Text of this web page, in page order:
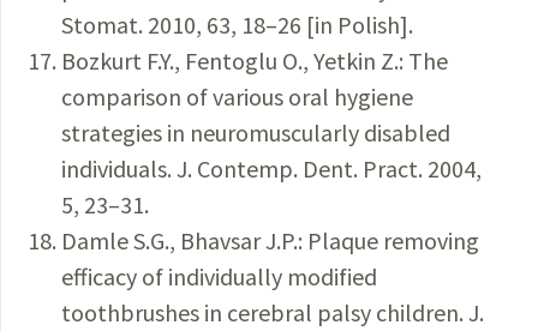
Stomat. 2010, 63, 18–26 [in Polish].
Bozkurt F.Y., Fentoglu O., Yetkin Z.: The
comparison of various oral hygiene
strategies in neuromuscularly disabled
individuals. J. Contemp. Dent. Pract. 2004,
5, 23–31.
Damle S.G., Bhavsar J.P.: Plaque removing
efficacy of individually modified
toothbrushes in cerebral palsy children. J.